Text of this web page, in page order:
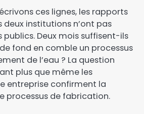
ces lignes, les rapports
deux institutions n’ont pas
publics. Deux mois suffisent-ils
fond en comble un processus
de l’eau ? La question
plus que même les
entreprise confirment la
processus de fabrication.